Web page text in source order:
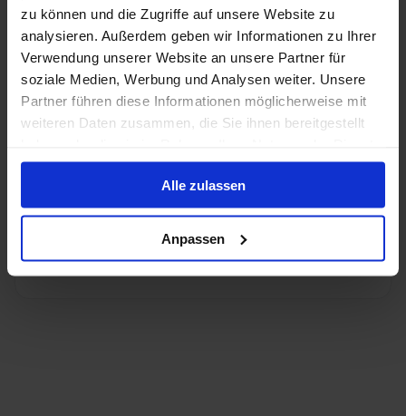
zu können und die Zugriffe auf unsere Website zu
analysieren. Außerdem geben wir Informationen zu Ihrer
Verwendung unserer Website an unsere Partner für
soziale Medien, Werbung und Analysen weiter. Unsere
Partner führen diese Informationen möglicherweise mit
weiteren Daten zusammen, die Sie ihnen bereitgestellt
gesammelt haben.
Alle zulassen
Anpassen
Ein himmlisches großzügiges Pool-Deck, neue
Restaurants in denen Sie kulinarische Hochgenüsse
erleben können, ein Vergnügungspark und vieles
mehr! AIDAcosma bietet einen traumhaften Urlaub
für große und kleine Gäste.
Baujahr:
2022
Währung:
EUR
6600
Deckplan anzeigen
Mehr erfahren